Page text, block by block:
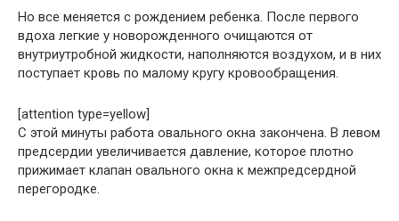
Но все меняется с рождением ребенка. После первого
вдоха легкие у новорожденного очищаются от
внутриутробной жидкости, наполняются воздухом, и в них
поступает кровь по малому кругу кровообращения.
[attention type=yellow]
С этой минуты работа овального окна закончена. В левом
предсердии увеличивается давление, которое плотно
прижимает клапан овального окна к межпредсердной
перегородке.